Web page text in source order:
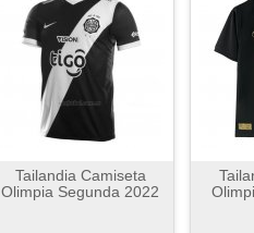
Tailandia Camiseta
Olimpia Segunda 2022